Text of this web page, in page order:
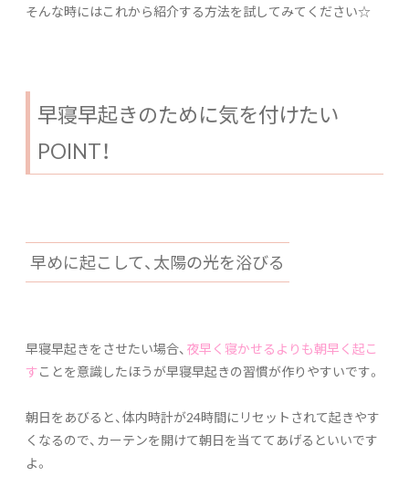
そんな時にはこれから紹介する方法を試してみてください☆
早寝早起きのために気を付けたい
POINT！
早めに起こして、太陽の光を浴びる
早寝早起きをさせたい場合、 夜早く寝かせるよりも朝早く起こ
すことを意識したほうが早寝早起きの習慣が作りやすいです。
朝日をあびると、体内時計が24時間にリセットされて起きやす
くなるので、カーテンを開けて朝日を当ててあげるといいです
よ。